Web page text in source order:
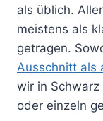
als üblich.
meistens als
getragen.
Ausschnitt als
wir in
oder einzeln